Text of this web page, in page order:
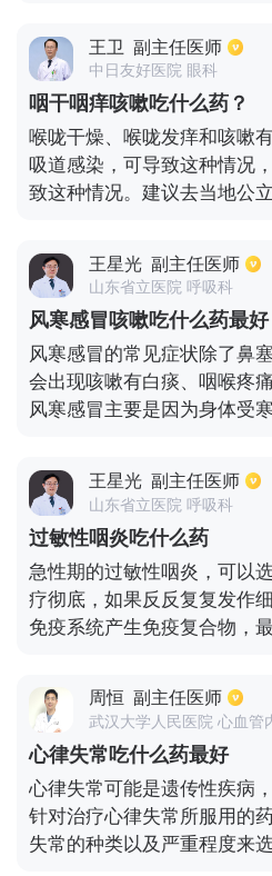
患者的具体用药应与临床实
为准。
王卫 副主任医师
中日友好医院 眼科
咽干咽痒咳嗽吃什么药？
喉咙干燥、喉咙发痒和咳嗽
吸道感染，可导致这种情况
致这种情况。建议去当地公
复方氨基酚烷基胺片联合金
行治疗。如果是咽炎引起的
或吴太咽炎片治疗。
王星光 副主任医师
山东省立医院 呼吸科
风寒感冒咳嗽吃什么药最好
风寒感冒的常见症状除了鼻
会出现咳嗽有白痰、咽喉疼
风寒感冒主要是因为身体受
辛温解表功效的药物，比如
麻黄汤等，这些药物对缓解
有帮助。另外患者也可以适
水泡脚的方法来缓解感冒症状
王星光 副主任医师
山东省立医院 呼吸科
过敏性咽炎吃什么药
急性期的过敏性咽炎，可以
疗彻底，如果反反复复发作
免疫系统产生免疫复合物，
的。值得注意的是，过敏性
慢性期，因此要早发现早治疗
周恒 副主任医师
武汉大学人民医院 心血管
心律失常吃什么药最好
心律失常可能是遗传性疾病
针对治疗心律失常所服用的
失常的种类以及严重程度来